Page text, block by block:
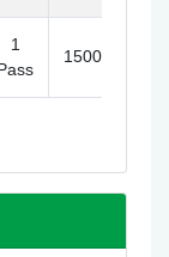
1
1500mm